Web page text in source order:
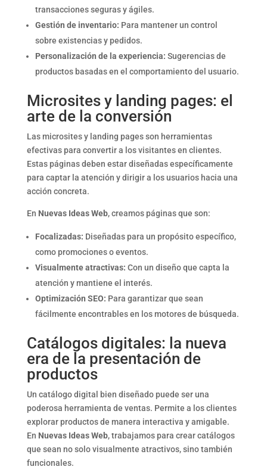
transacciones seguras y ágiles.
Gestión de inventario: Para mantener un control
sobre existencias y pedidos.
Personalización de la experiencia: Sugerencias de
productos basadas en el comportamiento del usuario.
Microsites y landing pages: el
arte de la conversión
Las microsites y landing pages son herramientas
efectivas para convertir a los visitantes en clientes.
Estas páginas deben estar diseñadas específicamente
para captar la atención y dirigir a los usuarios hacia una
acción concreta.
En Nuevas Ideas Web, creamos páginas que son:
Focalizadas: Diseñadas para un propósito específico,
como promociones o eventos.
Visualmente atractivas: Con un diseño que capta la
atención y mantiene el interés.
Optimización SEO: Para garantizar que sean
fácilmente encontrables en los motores de búsqueda.
Catálogos digitales: la nueva
era de la presentación de
productos
Un catálogo digital bien diseñado puede ser una
poderosa herramienta de ventas. Permite a los clientes
explorar productos de manera interactiva y amigable.
En Nuevas Ideas Web, trabajamos para crear catálogos
que sean no solo visualmente atractivos, sino también
funcionales.